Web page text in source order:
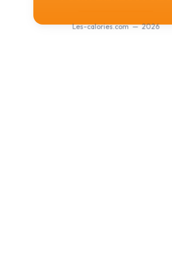
Les-calories.com — 2026